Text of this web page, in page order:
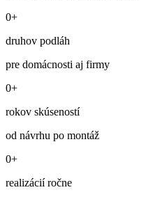
0+
druhov podláh
pre domácnosti aj firmy
0+
rokov skúseností
od návrhu po montáž
0+
realizácií ročne